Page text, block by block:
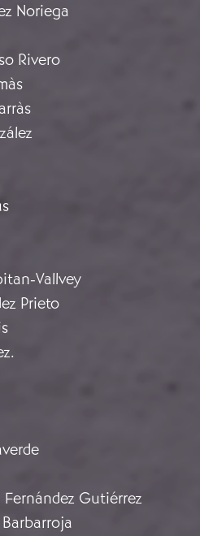
Noriega
Rivero
Vallvey
Prieto
Gutiérrez